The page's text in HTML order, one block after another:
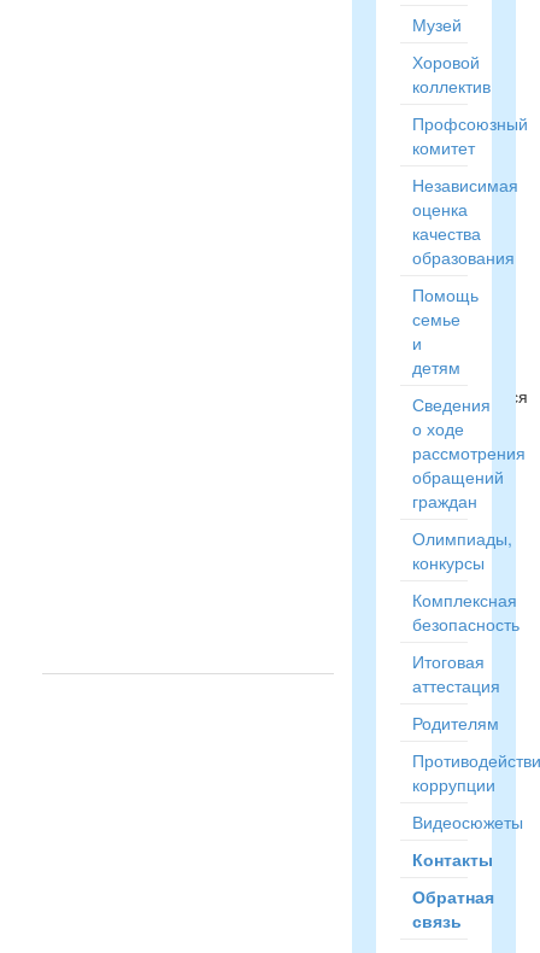
библиотеке
имеется
интернет,
медиатека.
Библиотека
оснащена
средствами
сканирования
распознавания
текстов.
учащимся
предоставляется
возможность
распечатки
бумажных
электронных
материалов....
Читать
полностью
Музей
Хоровой
коллектив
Профсоюзный
комитет
Независимая
оценка
качества
образования
Помощь
семье
и
детям
Сведения
о ходе
рассмотрения
обращений
граждан
Олимпиады,
конкурсы
Комплексная
безопасность
Итоговая
аттестация
Родителям
коррупции
Видеосюжеты
Контакты
Обратная
связь